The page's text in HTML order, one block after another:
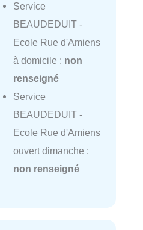
Service
BEAUDEDUIT -
Ecole Rue d'Amiens
à domicile : non
renseigné
Service
BEAUDEDUIT -
Ecole Rue d'Amiens
ouvert dimanche :
non renseigné